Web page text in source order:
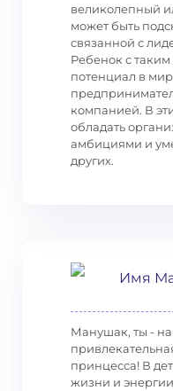
великолепный
может быть
связанной с
Ребенок с
потенциал в
компанией. В
обладать
амбициями и
других.
Имя
Манушак, ты -
принцесса! В
жизни и